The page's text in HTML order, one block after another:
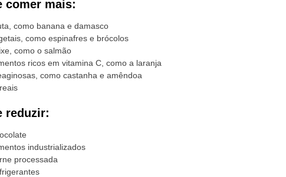
comer mais:
como banana e damasco
como espinafres e brócolos
como o salmão
ricos em vitamina C, como a laranja
como castanha e amêndoa
reduzir:
industrializados
processada